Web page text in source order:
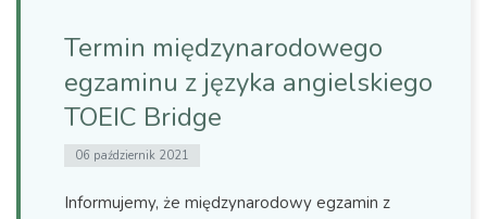
Termin międzynarodowego
egzaminu z języka angielskiego
TOEIC Bridge
06 październik 2021
Informujemy, że międzynarodowy egzamin z